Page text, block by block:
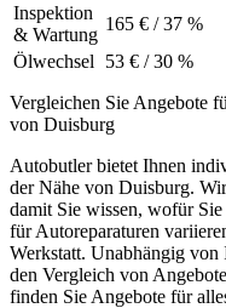
Inspektion
& Wartung
165 € / 37 %
Ölwechsel 53 € / 30 %
Vergleichen Sie Angebote
von Duisburg
Autobutler bietet Ihnen
der Nähe von Duisburg.
damit Sie wissen, wofür
für Autoreparaturen
Werkstatt. Unabhängig
den Vergleich von
finden Sie Angebote für